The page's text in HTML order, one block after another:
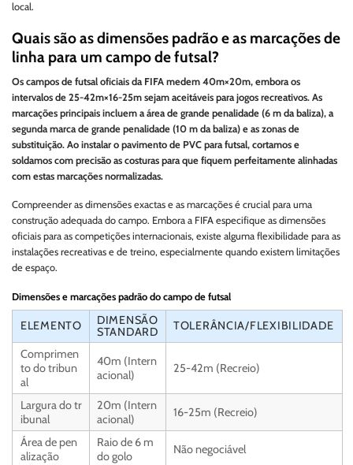
local.
Quais são as dimensões padrão e as marcações de
linha para um campo de futsal?
Os campos de futsal oficiais da FIFA medem 40m×20m, embora os
intervalos de 25-42m×16-25m sejam aceitáveis para jogos recreativos. As
marcações principais incluem a área de grande penalidade (6 m da baliza), a
segunda marca de grande penalidade (10 m da baliza) e as zonas de
substituição. Ao instalar o pavimento de PVC para futsal, cortamos e
soldamos com precisão as costuras para que fiquem perfeitamente alinhadas
com estas marcações normalizadas.
Compreender as dimensões exactas e as marcações é crucial para uma
construção adequada do campo. Embora a FIFA especifique as dimensões
oficiais para as competições internacionais, existe alguma flexibilidade para as
instalações recreativas e de treino, especialmente quando existem limitações
de espaço.
Dimensões e marcações padrão do campo de futsal
ELEMENTO
DIMENSÃO
STANDARD
TOLERÂNCIA/FLEXIBILIDADE
Comprimen
to do tribun
al
40m (Intern
acional)
25-42m (Recreio)
Largura do tr
ibunal
20m (Intern
acional)
16-25m (Recreio)
Área de pen
alização
Raio de 6 m
do golo
Não negociável